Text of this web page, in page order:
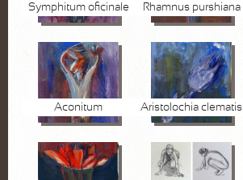
Symphitum oficinale Rhamnus purshiana
Aconitum Aristolochia clematis